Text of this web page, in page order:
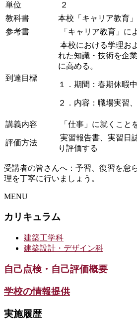
単位
２
教科書
本校「キャリア教育
参考書
「キャリア教育」に
到達目標
本校における学理お
れた知識・技術を企
に高める。
１．期間：春期休暇
２．内容：職場実習
講義内容 「仕事」に就くこと
評価方法
実習報告書、実習日
り評価する
受講者の皆さんへ：予習、復習を怠
理を丁寧に行いましょう。
MENU
カリキュラム
建築工学科
建築設計・デザイン科
自己点検・自己評価概要
学校の情報提供
実施履歴